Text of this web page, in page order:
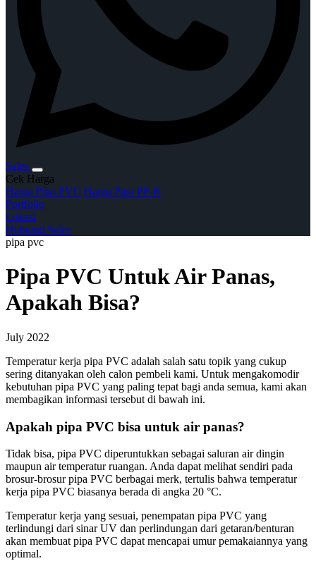
Sales
Cek Harga
Harga Pipa PVC Harga Pipa PP-R
Portfolio
Lokasi
Hubungi Sales
pipa pvc
Pipa PVC Untuk Air Panas,
Apakah Bisa?
July 2022
Temperatur kerja pipa PVC adalah salah satu topik yang cukup
sering ditanyakan oleh calon pembeli kami. Untuk mengakomodir
kebutuhan pipa PVC yang paling tepat bagi anda semua, kami akan
membagikan informasi tersebut di bawah ini.
Apakah pipa PVC bisa untuk air panas?
Tidak bisa, pipa PVC diperuntukkan sebagai saluran air dingin
maupun air temperatur ruangan. Anda dapat melihat sendiri pada
brosur-brosur pipa PVC berbagai merk, tertulis bahwa temperatur
kerja pipa PVC biasanya berada di angka 20 °C.
Temperatur kerja yang sesuai, penempatan pipa PVC yang
terlindungi dari sinar UV dan perlindungan dari getaran/benturan
akan membuat pipa PVC dapat mencapai umur pemakaiannya yang
optimal.